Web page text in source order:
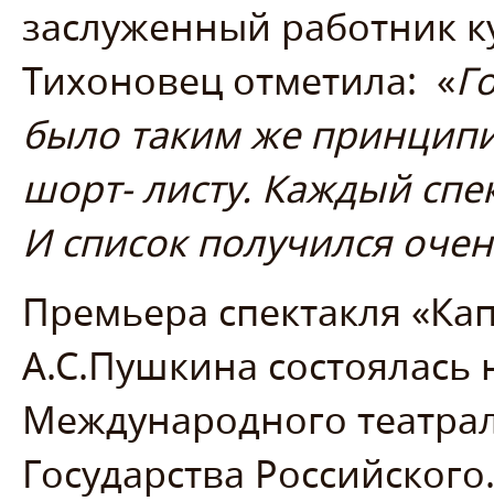
заслуженный работник
Тихоновец отметила: «
было таким же
шорт- листу. Каждый
И список получился
Премьера спектакля
А.С.Пушкина состоялась
Международного
Государства